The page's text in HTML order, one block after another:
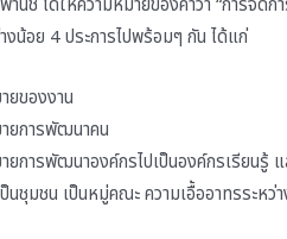
นิช ได้ให้ความหมายของคำว่า “การจัด
งน้อย 4 ประการไปพร้อมๆ กัน ได้แก่
ยของงาน
ยการพัฒนาคน
ยการพัฒนาองค์กรไปเป็นองค์กรเรียนรู้ แ
นชุมชน เป็นหมู่คณะ ความเอื้ออาทรระหว่